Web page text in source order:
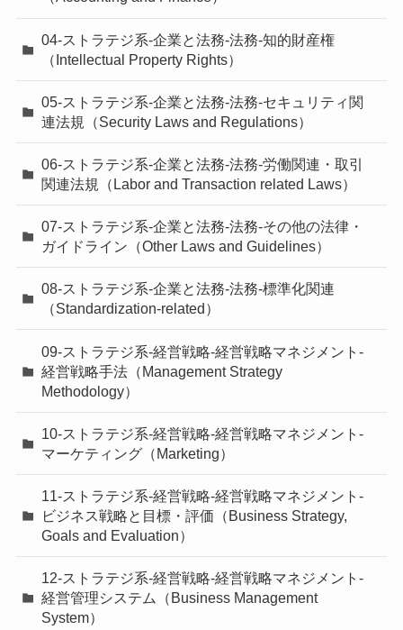
04-ストラテジ系-企業と法務-法務-知的財産権
（Intellectual Property Rights）
05-ストラテジ系-企業と法務-法務-セキュリティ関
連法規（Security Laws and Regulations）
06-ストラテジ系-企業と法務-法務-労働関連・取引
関連法規（Labor and Transaction related Laws）
07-ストラテジ系-企業と法務-法務-その他の法律・
ガイドライン（Other Laws and Guidelines）
08-ストラテジ系-企業と法務-法務-標準化関連
（Standardization-related）
09-ストラテジ系-経営戦略-経営戦略マネジメント-
経営戦略手法（Management Strategy
Methodology）
10-ストラテジ系-経営戦略-経営戦略マネジメント-
マーケティング（Marketing）
11-ストラテジ系-経営戦略-経営戦略マネジメント-
ビジネス戦略と目標・評価（Business Strategy,
Goals and Evaluation）
12-ストラテジ系-経営戦略-経営戦略マネジメント-
経営管理システム（Business Management
System）